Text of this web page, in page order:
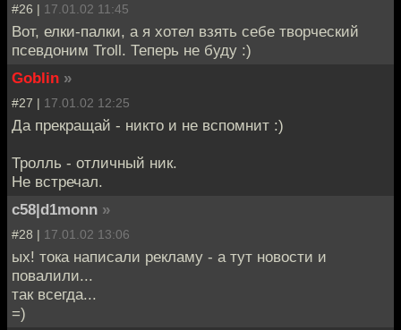
#26 | 17.01.02 11:45
Вот, елки-палки, а я хотел взять себе творческий
псевдоним Troll. Теперь не буду :)
Goblin »
#27 | 17.01.02 12:25
Да прекращай - никто и не вспомнит :)
Тролль - отличный ник.
Не встречал.
c58|d1monn »
#28 | 17.01.02 13:06
ых! тока написали рекламу - а тут новости и
повалили...
так всегда...
=)